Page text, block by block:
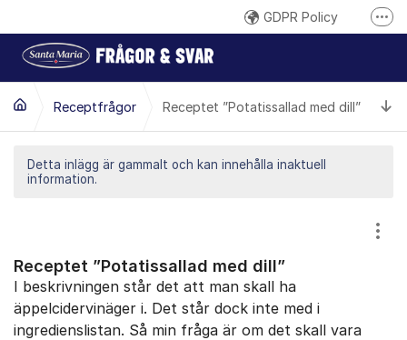
GDPR Policy
Här reklamerar du en produkt
Inspireras på santamaria.se
Receptfrågor Receptet ”Potatissallad med dill”
Detta inlägg är gammalt och kan innehålla inaktuell
information.
Receptet ”Potatissallad med dill”
I beskrivningen står det att man skall ha
äppelcidervinäger i. Det står dock inte med i
ingredienslistan. Så min fråga är om det skall vara